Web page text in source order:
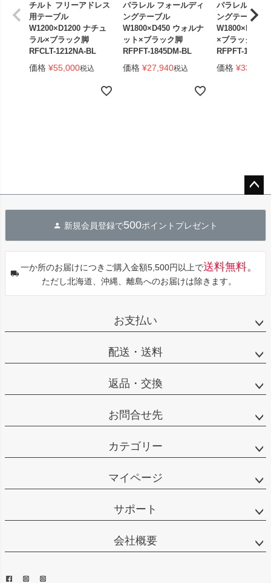
チルト フリーアドレス
用テーブル
W1200×D1200 ナチュ
ラル×ブラック脚
RFCLT-1212NA-BL
価格 ¥55,000税込
パラレル フォールディ
ングテーブル
W1800×D450 ウォルナ
ット×ブラック脚
RFPFT-1845DM-BL
価格 ¥27,940税込
パラレル フォ
ングテーブル
W1800×D450
×ブラック脚
RFPFT-
価格 ¥33,440
へ
新規会員登録で500ポイントプレゼント
一か所のお届けにつきご購入金額5,500円以上で送料無料。
ただし北海道、沖縄、離島へのお届けは除きます。
お支払い
配送・送料
返品・交換
お問合せ先
カテゴリー
マイページ
サポート
会社概要